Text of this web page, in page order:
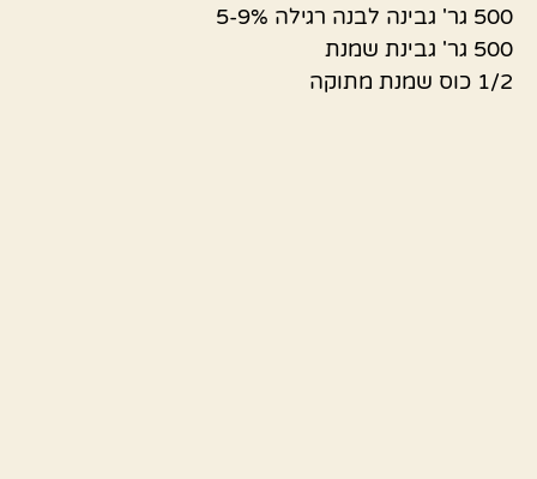
500 גר' גבינה לבנה רגילה 5-9%
500 גר' גבינת שמנת
1/2 כוס שמנת מתוקה